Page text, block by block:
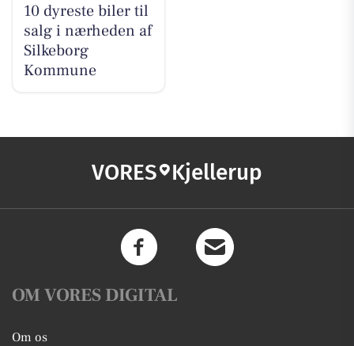
10 dyreste biler til
salg i nærheden af
Silkeborg
Kommune
VORES Kjellerup
OM VORES DIGITAL
Om os